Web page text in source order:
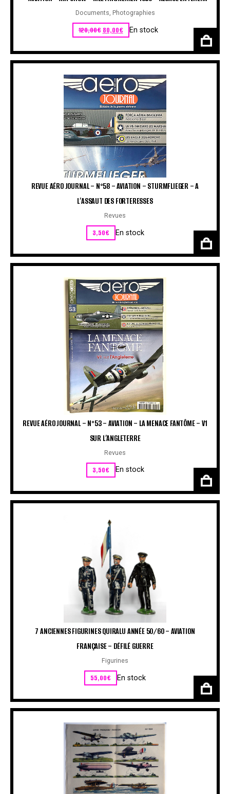
Documents, Photographies
120,00€ Le prix initial était : 120,00€.
80,00€Le prix actuel est : 80,00€.
En stock
REVUE AÉRO JOURNAL – N°58 – AVIATION – STURMFLIEGER – A
L’ASSAUT DES FORTERESSES
Revues
3,50€ En stock
REVUE AÉRO JOURNAL – N°53 – AVIATION – LA MENACE FANTÔME – V1
SUR L’ANGLETERRE
Revues
3,50€ En stock
7 ANCIENNES FIGURINES QUIRALU ANNÉE 50/60 – AVIATION
FRANÇAISE – DÉFILÉ GUERRE
Figurines
55,00€ En stock